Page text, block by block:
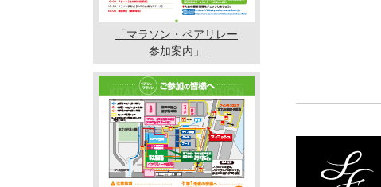
「マラソン・ペアリレー
参加案内」